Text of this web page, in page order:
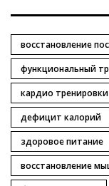
восстановление
функциональный
кардио тренировки
дефицит калорий
здоровое питание
восстановление